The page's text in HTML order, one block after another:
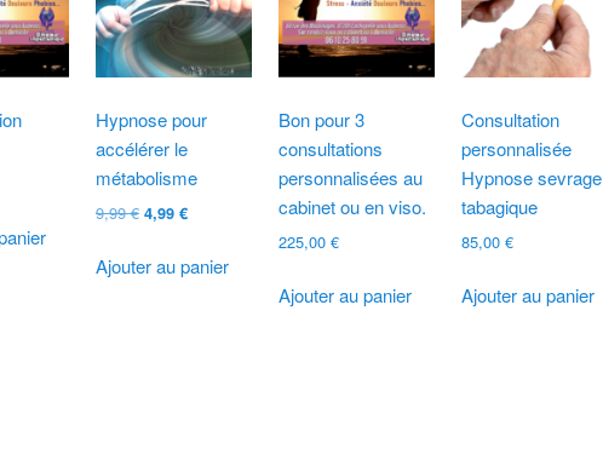
Hypnose pour
accélérer le
métabolisme
9,99€ Le
initial
était :
4,99 €Le
actuel
Ajouter au panier
Bon pour 3
consultations
personnalisées au
cabinet ou en viso.
225,00 €
Ajouter au panier
Consultation
personnalisée
Hypnose sevrage
tabagique
85,00 €
Ajouter au panier